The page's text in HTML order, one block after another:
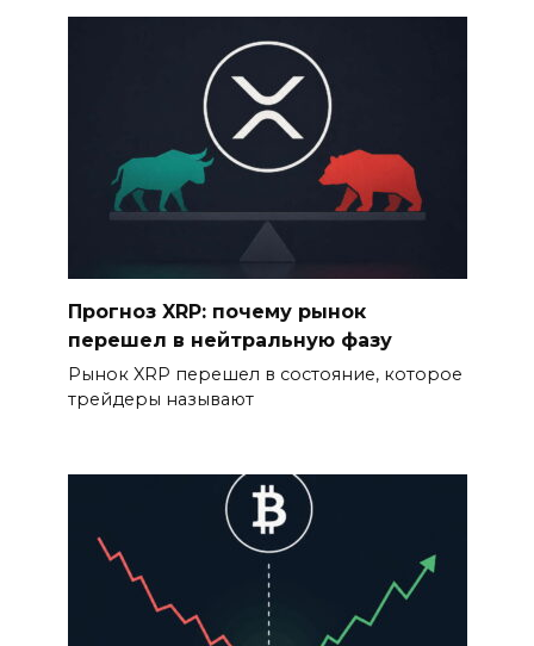
Прогноз XRP: почему рынок
перешел в нейтральную фазу
Рынок XRP перешел в состояние, которое
трейдеры называют